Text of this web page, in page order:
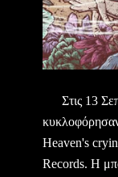
Στις 13
Heaven's
Records. Η